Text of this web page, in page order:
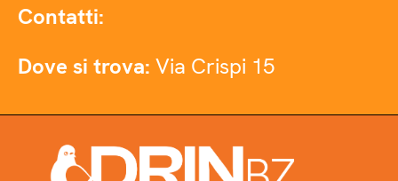
Contatti:
Dove si trova: Via Crispi 15